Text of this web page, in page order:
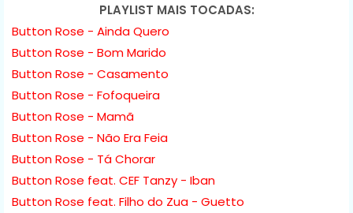
PLAYLIST MAIS TOCADAS:
Button Rose - Ainda Quero
Button Rose - Bom Marido
Button Rose - Casamento
Button Rose - Fofoqueira
Button Rose - Mamã
Button Rose - Não Era Feia
Button Rose - Tá Chorar
Button Rose feat. CEF Tanzy - Iban
Button Rose feat. Filho do Zua - Guetto